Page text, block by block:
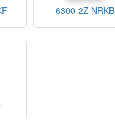
6300-2Z NRKB